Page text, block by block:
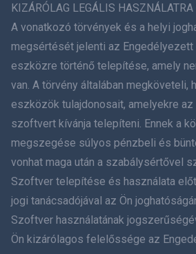
简体中文
Dansk
हिंदी
עברית
Română
Ελληνικά
KIZÁRÓLAG LEGÁLIS
A vonatkozó törvények és a helyi
megsértését jelenti az
eszközre történő telepítése, amely
van. A törvény általában megköveteli,
eszközök tulajdonosait, amelyekre
szoftvert kívánja telepíteni. Ennek a
megszegése súlyos pénzbeli és
vonhat maga után a szabálysértővel
Szoftver telepítése és használata
jogi tanácsadójával az Ön
Szoftver használatának
Ön kizárólagos felelőssége az